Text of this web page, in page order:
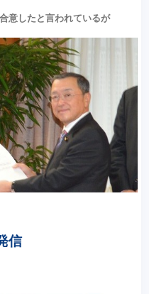
意したと言われているが
信